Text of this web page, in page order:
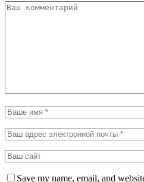
Save my name, email, and